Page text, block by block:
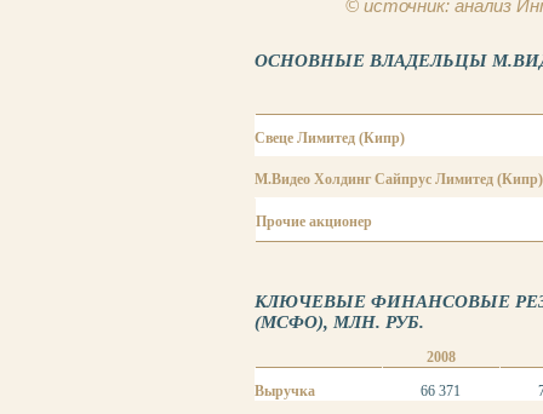
© источник: анализ
ОСНОВНЫЕ ВЛАДЕЛЬЦЫ
Свеце Лимитед (Кипр)
М.Видео Холдинг Сайпрус Лимитед (Кипр)
Прочие акционер
КЛЮЧЕВЫЕ ФИНАНСОВЫЕ
(МСФО), МЛН. РУБ.
2008
Выручка
66 371